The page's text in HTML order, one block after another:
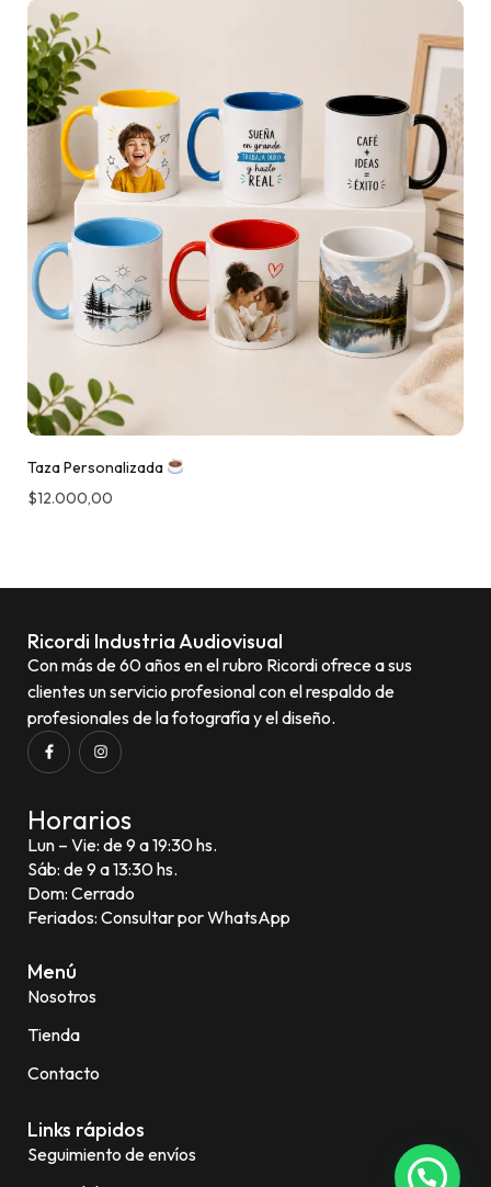
Taza Personalizada
$12.000,00
Ricordi Industria Audiovisual
Con más de 60 años en el rubro Ricordi ofrece a sus
clientes un servicio profesional con el respaldo de
profesionales de la fotografía y el diseño.
Horarios
Lun – Vie: de 9 a 19:30 hs.
Sáb: de 9 a 13:30 hs.
Dom: Cerrado
Feriados: Consultar por WhatsApp
Menú
Nosotros
Tienda
Contacto
Links rápidos
Seguimiento de envíos